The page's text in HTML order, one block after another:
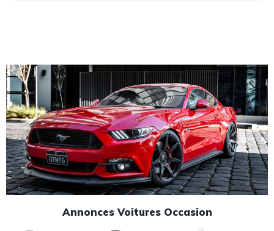
Annonces Voitures Occasion